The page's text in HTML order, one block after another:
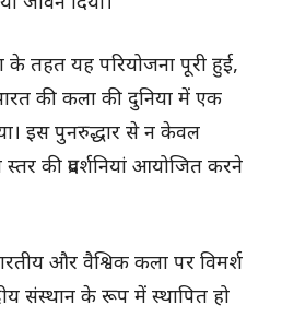
के तहत यह परियोजना पूरी हुई,
की कला की दुनिया में एक
इस पुनरुद्धार से न केवल
की प्रदर्शनियां आयोजित करने
और वैश्विक कला पर विमर्श
संस्थान के रूप में स्थापित हो